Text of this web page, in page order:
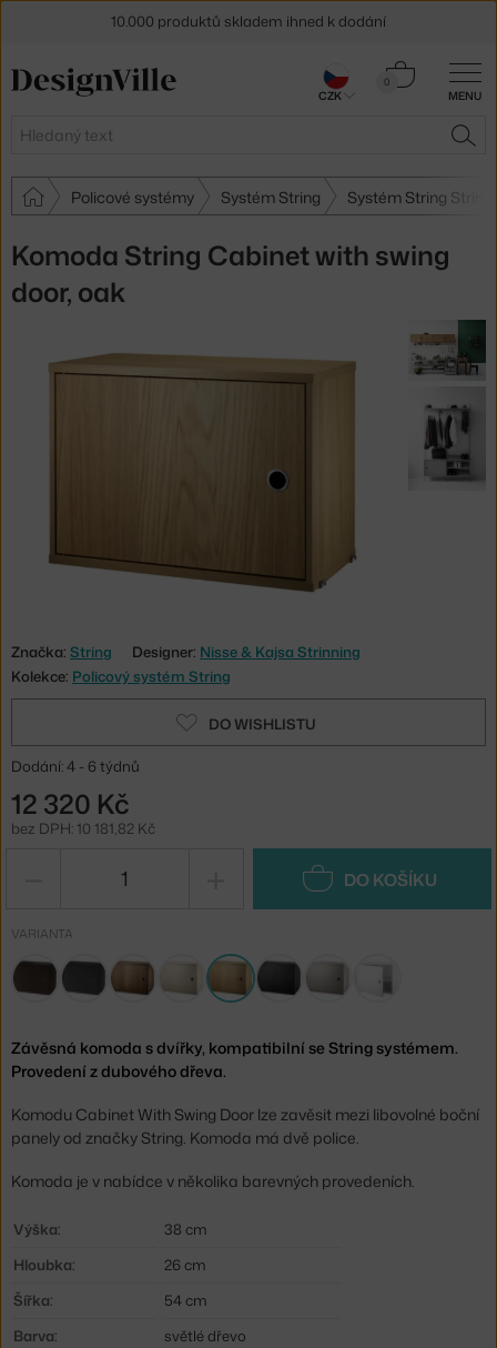
MENU
Hledat
0
Košík
Policové systémy Systém String Systém String String
Komoda String Cabinet with swing
door, oak
Značka: String Designer: Nisse & Kajsa Strinning
Kolekce: Policový systém String
DO WISHLISTU
Dodání: 4 - 6 týdnů
12 320 Kč
bez DPH: 10 181,82 Kč
DO KOŠÍKU
VARIANTA
Závěsná komoda s dvířky, kompatibilní se String systémem.
Provedení z dubového dřeva.
Komodu Cabinet With Swing Door lze zavěsit mezi libovolné boční
panely od značky String. Komoda má dvě police.
Komoda je v nabídce v několika barevných provedeních.
Výška:
38 cm
Hloubka:
26 cm
Šířka:
54 cm
Barva:
světlé dřevo
10.000 produktů skladem ihned k dodání
Sleva 5 % pro odběratele
CZK